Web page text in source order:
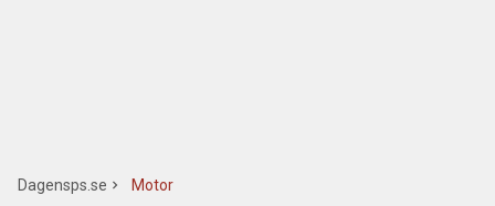
Dagensps.se Motor